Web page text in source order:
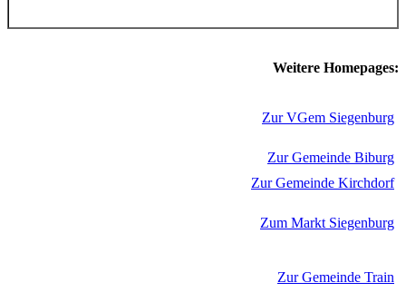
Weitere Homepages:
Zur VGem Siegenburg
Zur Gemeinde Biburg
Zur Gemeinde Kirchdorf
Zum Markt Siegenburg
Zur Gemeinde Train